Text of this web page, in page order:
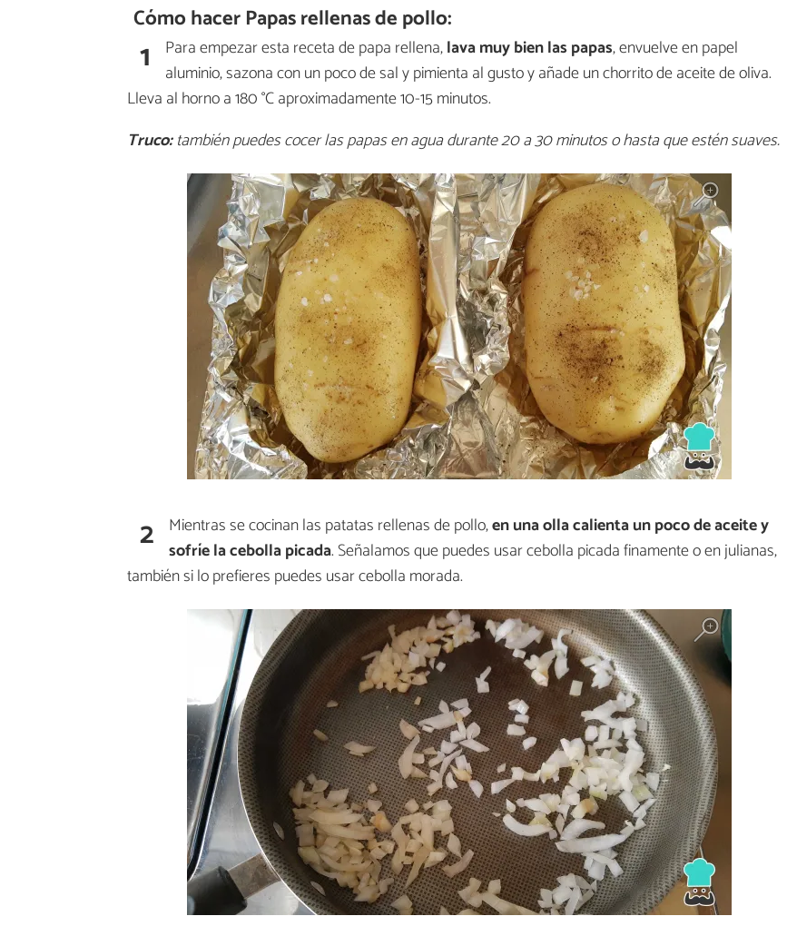
Cómo hacer Papas rellenas de pollo:
1 Para empezar esta receta de papa rellena,lava muy bien las papas, envuelve en papel
aluminio, sazona con un poco de sal y pimienta al gusto y añade un chorrito de aceite de oliva.
Lleva al horno a 180 °C aproximadamente 10-15 minutos.
Truco:también puedes cocer las papas en agua durante 20 a 30 minutos o hasta que estén suaves.
2 Mientras se cocinan las patatas rellenas de pollo,en una olla calienta un poco de aceite y
sofríe la cebolla picada. Señalamos que puedes usar cebolla picada finamente o en julianas,
también si lo prefieres puedes usar cebolla morada.